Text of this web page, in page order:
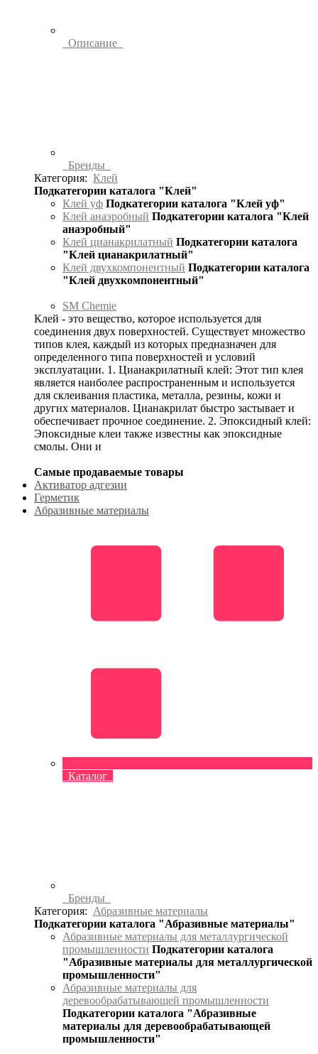
Описание
Бренды
Категория: Клей
Подкатегории каталога "Клей"
Клей уф Подкатегории каталога "Клей уф"
Клей анаэробный Подкатегории каталога "Клей
анаэробный"
Клей цианакрилатный Подкатегории каталога
"Клей цианакрилатный"
Клей двухкомпонентный Подкатегории каталога
"Клей двухкомпонентный"
SM Chemie
Клей - это вещество, которое используется для
соединения двух поверхностей. Существует множество
типов клея, каждый из которых предназначен для
определенного типа поверхностей и условий
эксплуатации. 1. Цианакрилатный клей: Этот тип клея
является наиболее распространенным и используется
для склеивания пластика, металла, резины, кожи и
других материалов. Цианакрилат быстро застывает и
обеспечивает прочное соединение. 2. Эпоксидный клей:
Эпоксидные клеи также известны как эпоксидные
смолы. Они и
Самые продаваемые товары
Активатор адгезии
Герметик
Абразивные материалы
Каталог
Бренды
Категория: Абразивные материалы
Подкатегории каталога "Абразивные материалы"
Абразивные материалы для металлургической
промышленности Подкатегории каталога
"Абразивные материалы для металлургической
промышленности"
Абразивные материалы для
деревообрабатывающей промышленности
Подкатегории каталога "Абразивные
материалы для деревообрабатывающей
промышленности"